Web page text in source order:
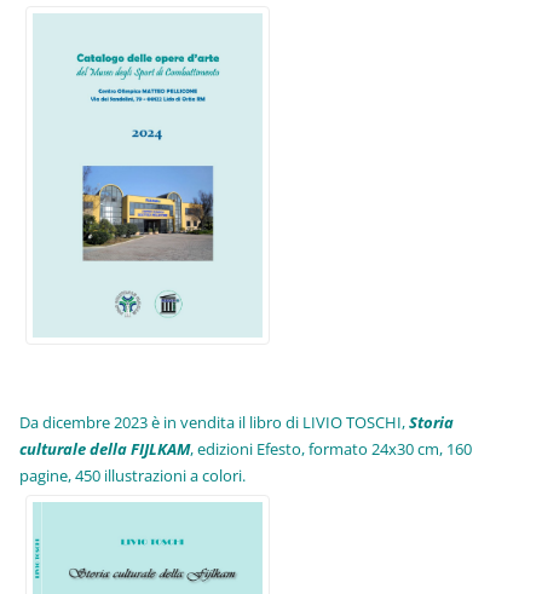
Da dicembre 2023 è in vendita il libro di LIVIO TOSCHI,Storia
culturale della FIJLKAM, edizioni Efesto, formato 24x30 cm, 160
pagine, 450 illustrazioni a colori.